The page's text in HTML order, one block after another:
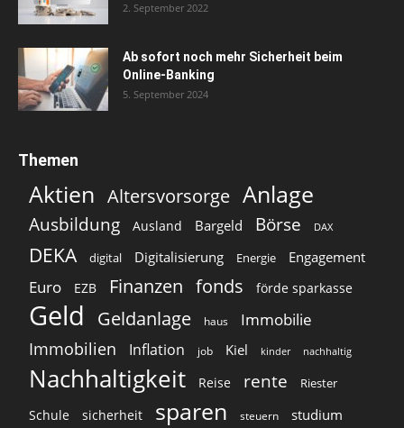
2. September 2022
Ab sofort noch mehr Sicherheit beim
Online-Banking
5. September 2024
Themen
Aktien Altersvorsorge Anlage
Ausbildung Ausland Bargeld Börse DAX
DEKA digital Digitalisierung Energie Engagement
Euro EZB Finanzen fonds förde sparkasse
Geld Geldanlage haus Immobilie
Immobilien Inflation job Kiel kinder nachhaltig
Nachhaltigkeit Reise rente Riester
Schule sicherheit sparen steuern studium